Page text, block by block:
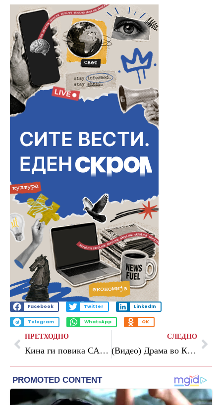
Facebook Twitter LinkedIn
Telegram WhatsApp OK
ПРЕТХОДНО
Кина ги повика САД и Иран да избегнат нова ескалација на Блискиот Исток
СЛЕДНО
(Видео) Драма во Калифорнија: Маж држи заложници во зграда, преговорите за нивно ослободување траат